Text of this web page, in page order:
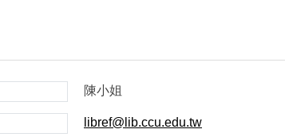
陳小姐
libref@lib.ccu.edu.tw